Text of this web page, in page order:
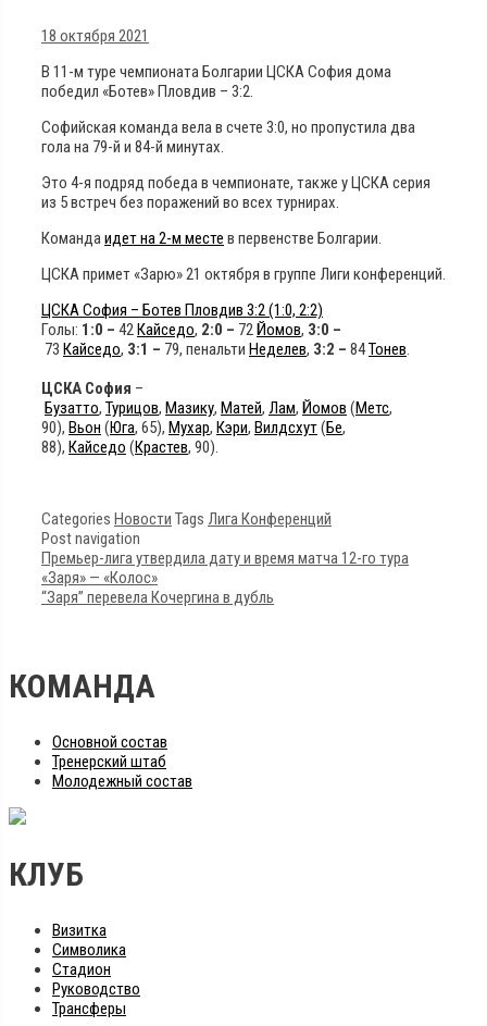
18 октября 2021
В 11-м туре чемпионата Болгарии ЦСКА София дома
победил «Ботев» Пловдив – 3:2.
Софийская команда вела в счете 3:0, но пропустила два
гола на 79-й и 84-й минутах.
Это 4-я подряд победа в чемпионате, также у ЦСКА серия
из 5 встреч без поражений во всех турнирах.
Командаидет на 2-м месте в первенстве Болгарии.
ЦСКА примет «Зарю» 21 октября в группе Лиги конференций.
ЦСКА София – Ботев Пловдив 3:2 (1:0, 2:2)
Голы: 1:0 – 42Кайседо, 2:0 – 72Йомов, 3:0 –
73 Кайседо, 3:1 – 79, пенальти Неделев, 3:2 – 84Тонев.
ЦСКА София –
Бузатто, Турицов, Мазику, Матей, Лам, Йомов (Метс,
90), Вьон (Юга, 65), Мухар, Кэри, Вилдсхут(Бе,
88), Кайседо (Крастев, 90).
Categories Новости Tags Лига Конференций
Post navigation
Премьер-лига утвердила дату и время матча 12-го тура
«Заря» — «Колос»
“Заря” перевела Кочергина в дубль
КОМАНДА
Основной состав
Тренерский штаб
Молодежный состав
КЛУБ
Визитка
Символика
Стадион
Руководство
Трансферы